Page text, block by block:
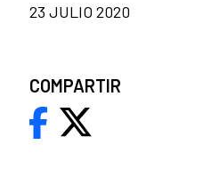
23 JULIO 2020
COMPARTIR